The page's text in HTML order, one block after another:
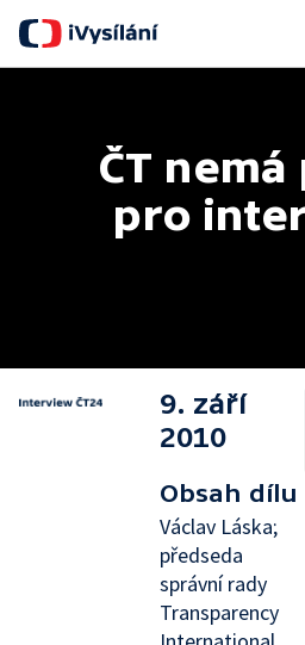
ČT nemá
pro
9. září
2010
Obsah dílu
Václav Láska;
předseda
správní rady
Transparency